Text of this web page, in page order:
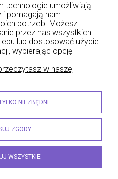
nas
Przedmieście 43, 20-076 Lublin | e-
| tel.: +48 513 959 100
Sklep internetowy Shoper.pl
technologie umożliwiają
i pomagają nam
potrzeb. Możesz
przez nas wszystkich
lub dostosować użycie
wybierając opcję
w naszej
NIEZBĘDNE
ZGODY
WSZYSTKIE